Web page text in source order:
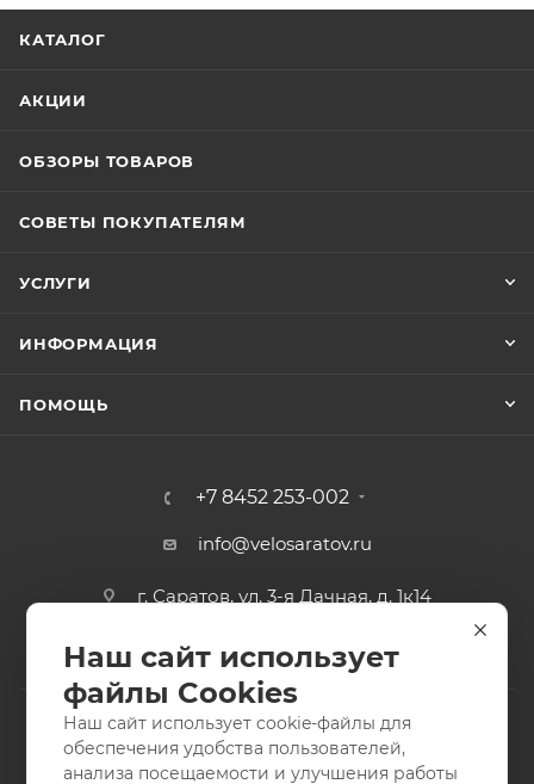
КАТАЛОГ
АКЦИИ
ОБЗОРЫ ТОВАРОВ
СОВЕТЫ ПОКУПАТЕЛЯМ
УСЛУГИ
ИНФОРМАЦИЯ
ПОМОЩЬ
+7 8452 253-002
info@velosaratov.ru
г. Саратов, ул. 3-я Дачная, д. 1к14
2011-2026 © интернет-магазин спортивных товаров
Наш сайт использует
файлы Cookies
Наш сайт использует cookie-файлы для
обеспечения удобства пользователей,
анализа посещаемости и улучшения работы